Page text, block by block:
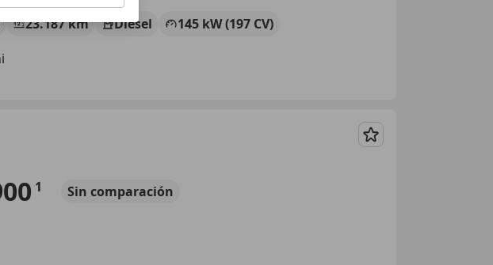
23.187 km Diésel
145 kW (197 CV)
Guardar
1 Sin comparación